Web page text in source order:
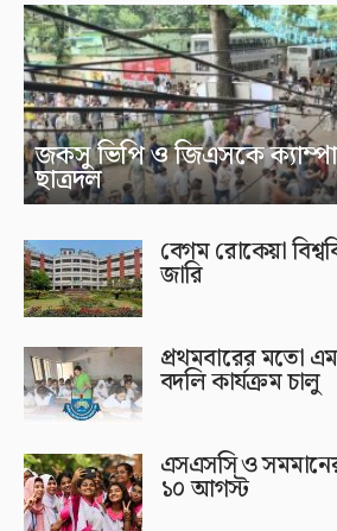
জকসু ভিপি ও জিএসকে
ছাত্রদল
বেগম রোকেয়া
জারি
প্রথমবারের মতো
বদলি কার্যক্রম চালু
এসএসসি ও
১০ আগস্ট